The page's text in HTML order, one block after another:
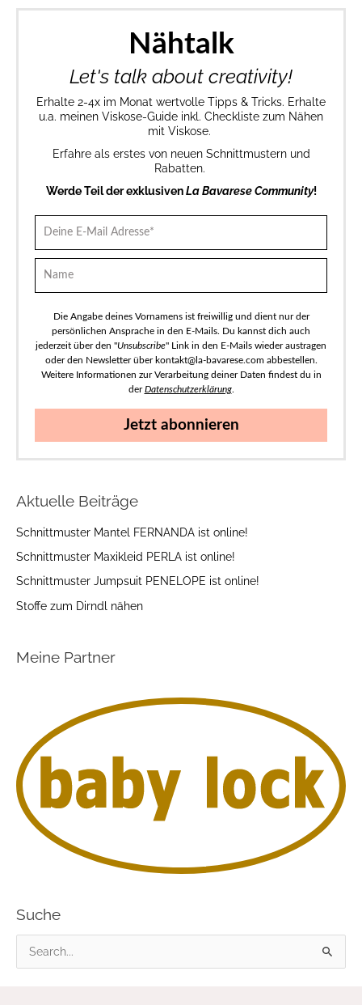
Nähtalk
Let's talk about creativity!
Erhalte 2-4x im Monat wertvolle Tipps & Tricks. Erhalte
u.a. meinen Viskose-Guide inkl. Checkliste zum Nähen
mit Viskose.
Erfahre als erstes von neuen Schnittmustern und
Rabatten.
Werde Teil der exklusivenLa Bavarese Community!
Die Angabe deines Vornamens ist freiwillig und dient nur der
persönlichen Ansprache in den E-Mails. Du kannst dich auch
jederzeit über den "Unsubscribe" Link in den E-Mails wieder austragen
oder den Newsletter über kontakt@la-bavarese.com abbestellen.
Weitere Informationen zur Verarbeitung deiner Daten findest du in
derDatenschutzerklärung.
Jetzt abonnieren
Aktuelle Beiträge
Schnittmuster Mantel FERNANDA ist online!
Schnittmuster Maxikleid PERLA ist online!
Schnittmuster Jumpsuit PENELOPE ist online!
Stoffe zum Dirndl nähen
Meine Partner
Suche